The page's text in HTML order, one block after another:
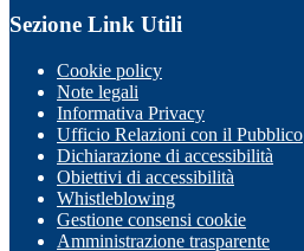
Sezione Link Utili
Cookie policy
Note legali
Informativa Privacy
Ufficio Relazioni con il Pubblico
Dichiarazione di accessibilità
Obiettivi di accessibilità
Whistleblowing
Gestione consensi cookie
Amministrazione trasparente